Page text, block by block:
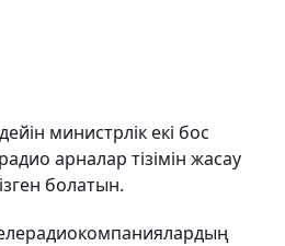
министрлік екі бос
арналар тізімін жасау
болатын.